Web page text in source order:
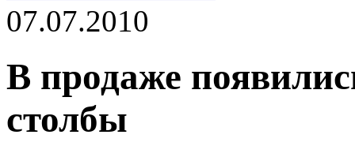
07.07.2010
В продаже
столбы